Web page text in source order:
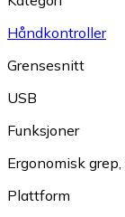
Håndkontroller
Grensesnitt
USB
Funksjoner
Ergonomisk grep
Plattform